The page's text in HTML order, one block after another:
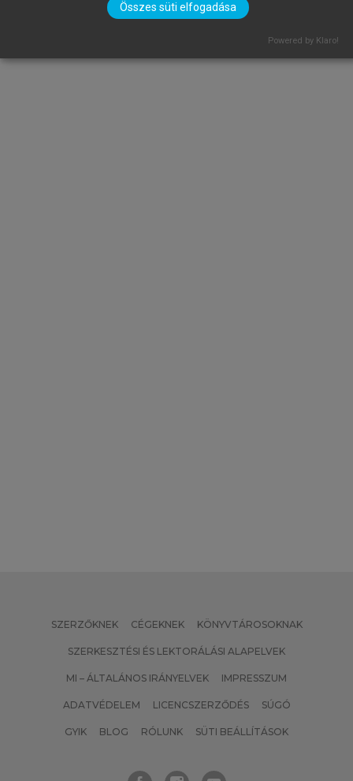
SZERZŐKNEK CÉGEKNEK KÖNYVTÁROSOKNAK
SZERKESZTÉSI ÉS LEKTORÁLÁSI ALAPELVEK
MI – ÁLTALÁNOS IRÁNYELVEK IMPRESSZUM
ADATVÉDELEM LICENCSZERZŐDÉS SÚGÓ
GYIK BLOG RÓLUNK SÜTI BEÁLLÍTÁSOK
Összes süti elfogadása
Powered by Klaro!